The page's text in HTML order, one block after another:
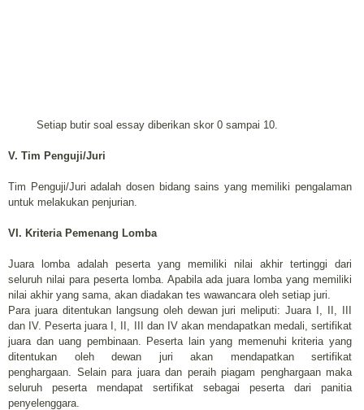
Setiap butir soal essay diberikan skor 0 sampai 10.
V. Tim Penguji/Juri
Tim Penguji/Juri adalah dosen bidang sains yang memiliki pengalaman
untuk melakukan penjurian.
VI. Kriteria Pemenang Lomba
Juara lomba adalah peserta yang memiliki nilai akhir tertinggi dari
seluruh nilai para peserta lomba. Apabila ada juara lomba yang memiliki
nilai akhir yang sama, akan diadakan tes wawancara oleh setiap juri.
Para juara ditentukan langsung oleh dewan juri meliputi: Juara I, II, III
dan IV. Peserta juara I, II, III dan IV akan mendapatkan medali, sertifikat
juara dan uang pembinaan. Peserta lain yang memenuhi kriteria yang
ditentukan oleh dewan juri akan mendapatkan sertifikat
penghargaan. Selain para juara dan peraih piagam penghargaan maka
seluruh peserta
mendapat sertifikat sebagai peserta dari panitia
penyelenggara.